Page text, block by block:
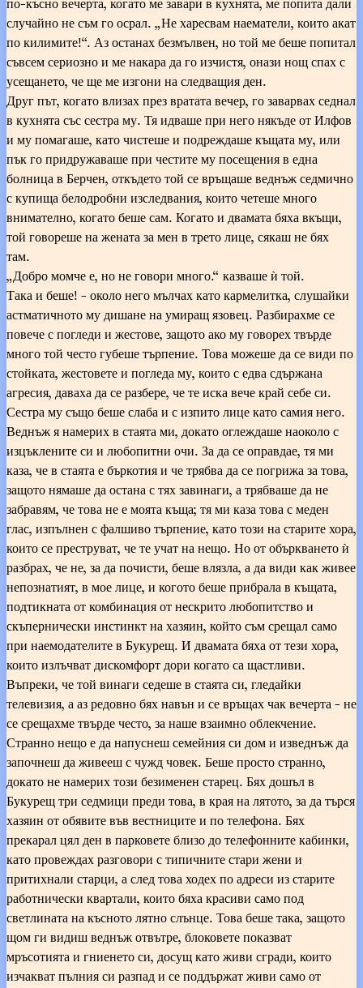
случайно не съм го осрал. „Не харесвам наематели, които акат
по килимите!“. Аз останах безмълвен, но той ме беше попитал
съвсем сериозно и ме накара да го изчистя, онази нощ спах с
усещането, че ще ме изгони на следващия ден.
Друг път, когато влизах през вратата вечер, го заварвах седнал
в кухнята със сестра му. Тя идваше при него някъде от Илфов
и му помагаше, като чистеше и подреждаше къщата му, или
пък го придружаваше при честите му посещения в една
болница в Берчен, откъдето той се връщаше веднъж седмично
с купища белодробни изследвания, които четеше много
внимателно, когато беше сам. Когато и двамата бяха вкъщи,
той говореше на жената за мен в трето лице, сякаш не бях
там.
„Добро момче е, но не говори много.“ казваше ѝ той.
Така и беше! - около него мълчах като кармелитка, слушайки
астматичното му дишане на умиращ язовец. Разбирахме се
повече с погледи и жестове, защото ако му говорех твърде
много той често губеше търпение. Това можеше да се види по
стойката, жестовете и погледа му, които с едва сдържана
агресия, даваха да се разбере, че те иска вече край себе си.
Сестра му също беше слаба и с изпито лице като самия него.
Веднъж я намерих в стаята ми, докато оглеждаше наоколо с
изцъклените си и любопитни очи. За да се оправдае, тя ми
каза, че в стаята е бъркотия и че трябва да се погрижа за това,
защото нямаше да остана с тях завинаги, а трябваше да не
забравям, че това не е моята къща; тя ми каза това с меден
глас, изпълнен с фалшиво търпение, като този на старите хора,
които се преструват, че те учат на нещо. Но от объркването ѝ
разбрах, че не, за да почисти, беше влязла, а да види как живее
непознатият, в мое лице, и когото беше прибрала в къщата,
подтикната от комбинация от нескрито любопитство и
скъпернически инстинкт на хазяин, който съм срещал само
при наемодателите в Букурещ. И двамата бяха от тези хора,
които излъчват дискомфорт дори когато са щастливи.
Въпреки, че той винаги седеше в стаята си, гледайки
телевизия, а аз редовно бях навън и се връщах чак вечерта - не
се срещахме твърде често, за наше взаимно облекчение.
Странно нещо е да напуснеш семейния си дом и изведнъж да
започнеш да живееш с чужд човек. Беше просто странно,
докато не намерих този безименен старец. Бях дошъл в
Букурещ три седмици преди това, в края на лятото, за да търся
хазяин от обявите във вестниците и по телефона. Бях
прекарал цял ден в парковете близо до телефонните кабинки,
като провеждах разговори с типичните стари жени и
притихнали старци, а след това ходех по адреси из старите
работнически квартали, които бяха красиви само под
светлината на късното лятно слънце. Това беше така, защото
щом ги видиш веднъж отвътре, блоковете показват
мръсотията и гниенето си, досущ като живи сгради, които
изчакват пълния си разпад и се поддържат живи само от